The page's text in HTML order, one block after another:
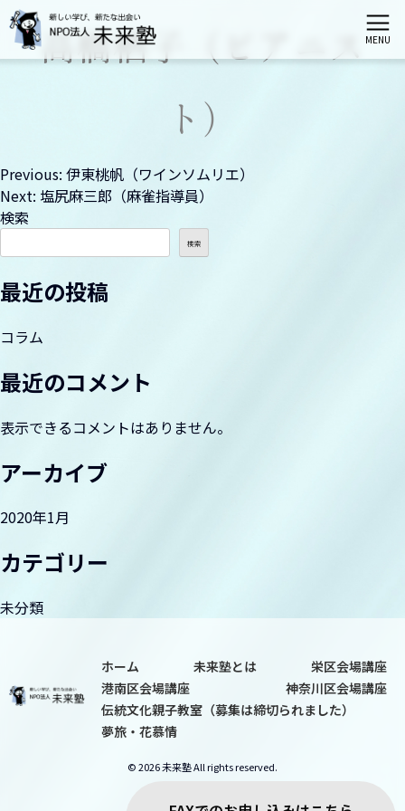
栄区会場講座
港南区会場講座
伝統文化親子教室（募集は締切られました）
夢旅・花慕情
MENU
高橋栖子（ピアニス
ト）
投
稿
ビ
ゲ
ー
シ
ン
Previous: 伊東桃帆（ワインソムリエ）
Next: 塩尻麻三郎（麻雀指導員）
検索
検索
最近の投稿
コラム
最近のコメント
表示できるコメントはありません。
アーカイブ
2020年1月
カテゴリー
未分類
ホーム 未来塾とは
栄区会場講座
港南区会場講座
神奈川区会場講座
伝統文化親子教室（募集は締切られました）
夢旅・花慕情
© 2026 未来塾 All rights reserved.